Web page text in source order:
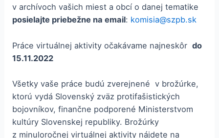
v archívoch vašich miest a obcí o danej tematike
posielajte priebežne na email: komisia@szpb.sk
Práce virtuálnej aktivity očakávame najneskôrdo
15.11.2022
Všetky vaše práce budú zverejnené v brožúrke,
ktorú vydá Slovenský zväz protifašistických
bojovníkov, finančne podporené Ministerstvom
kultúry Slovenskej republiky. Brožúrky
z minuloročnej virtuálnej aktivity nájdete na